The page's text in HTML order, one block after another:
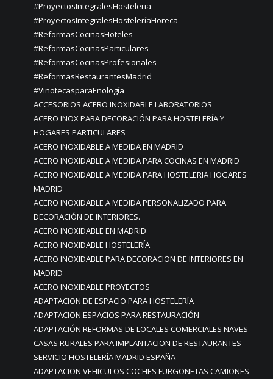
#ProyectosIntegralesHosteleria
#ProyectosIntegralesHosteleríaHoreca
#ReformasCocinasHoteles
#ReformasCocinasParticulares
#ReformasCocinasProfesionales
#ReformasRestaurantesMadrid
#VinotecasparaEnología
ACCESORIOS ACERO INOXIDABLE LABORATORIOS
ACERO INOX PARA DECORACIÓN PARA HOSTELERÍA Y
HOGARES PARTICULARES
ACERO INOXIDABLE A MEDIDA EN MADRID
ACERO INOXIDABLE A MEDIDA PARA COCINAS EN MADRID
ACERO INOXIDABLE A MEDIDA PARA HOSTELERIA HOGARES
MADRID
ACERO INOXIDABLE A MEDIDA PERSONALIZADO PARA
DECORACIÓN DE INTERIORES.
ACERO INOXIDABLE EN MADRID
ACERO INOXIDABLE HOSTELERÍA
ACERO INOXIDABLE PARA DECORACION DE INTERIORES EN
MADRID
ACERO INOXIDABLE PROYECTOS
ADAPTACION DE ESPACIO PARA HOSTELERÍA
ADAPTACION ESPACIOS PARA RESTAURACIÓN
ADAPTACIÓN REFORMAS DE LOCALES COMERCIALES NAVES
CASAS RURALES PARA IMPLANTACION DE RESTAURANTES
SERVICIO HOSTELERÍA MADRID ESPAÑA
ADAPTACION VEHICULOS COCHES FURGONETAS CAMIONES